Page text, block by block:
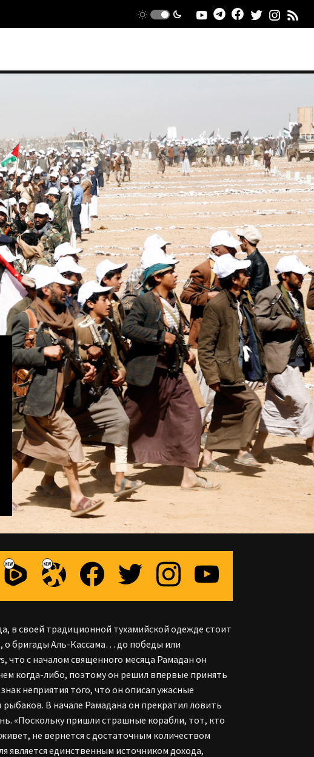
в своей традиционной тухамийской одежде стоит
о бригады Аль-Кассама… до победы или
что с началом священного месяца Рамадан он
когда-либо, поэтому он решил впервые принять
неприятия того, что он описал ужасные
В начале Рамадана он прекратил ловить
«Поскольку пришли страшные корабли, тот, кто
не вернется с достаточным количеством
является единственным источником дохода,